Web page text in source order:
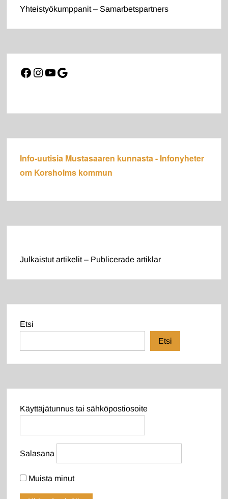
Yhteistyökumppanit – Samarbetspartners
Facebook
Instagram
YouTube
Google
Info-uutisia Mustasaaren kunnasta - Infonyheter
om Korsholms kommun
Julkaistut artikelit – Publicerade artiklar
Etsi
Etsi
Käyttäjätunnus tai sähköpostiosoite
Salasana
Muista minut